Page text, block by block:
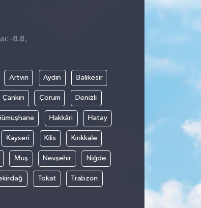
-8.8,
Artvin Aydın Balıkesir
Çankırı Çorum Denizli
Hakkâri Hatay
Kayseri Kilis Kırıkkale
Muş Nevşehir Niğde
Tokat Trabzon